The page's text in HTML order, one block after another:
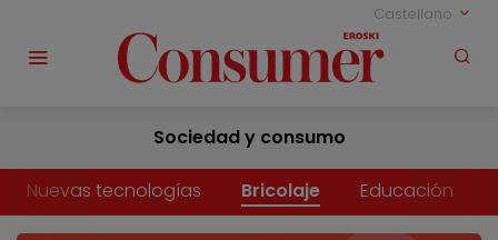
Castellano
Sociedad y consumo
Nuevas tecnologías Bricolaje Educación